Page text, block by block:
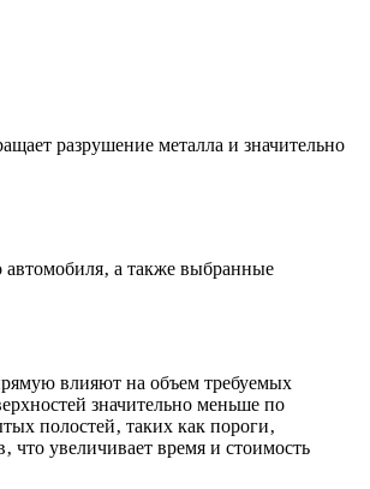
разрушение металла и значительно
а также выбранные
влияют на объем требуемых
значительно меньше по
полостей‚ таких как пороги‚
что увеличивает время и стоимость